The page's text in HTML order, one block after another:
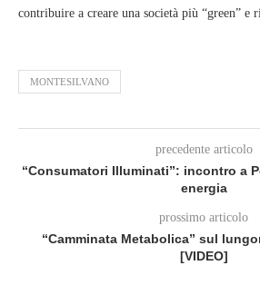
contribuire a creare una società più “green” e
MONTESILVANO
precedente articolo
“Consumatori Illuminati”: incontro a
energia
prossimo articolo
“Camminata Metabolica” sul
[VIDEO]